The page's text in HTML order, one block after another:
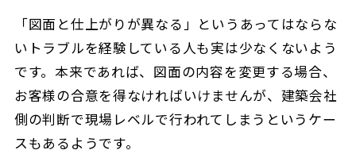
「図面と仕上がりが異なる」というあってはならな
いトラブルを経験している人も実は少なくないよう
です。本来であれば、図面の内容を変更する場合、
お客様の合意を得なければいけませんが、建築会社
側の判断で現場レベルで行われてしまうというケー
スもあるようです。